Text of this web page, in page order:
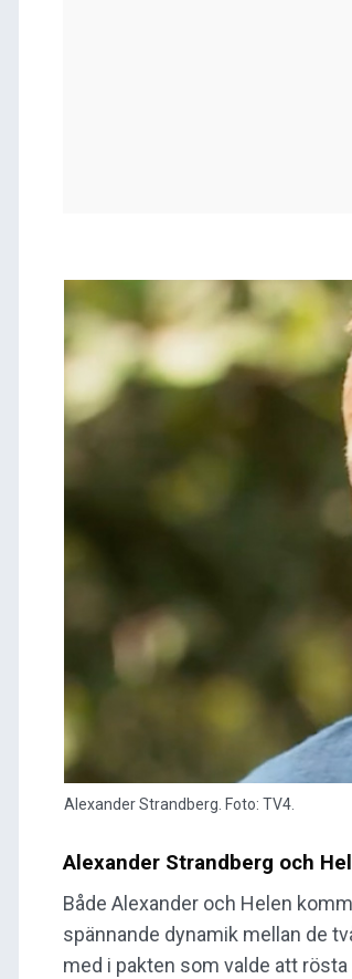
Alexander Strandberg. Foto: TV4.
Alexander Strandberg och
Både Alexander och Helen
spännande dynamik mellan de
med i pakten som valde att